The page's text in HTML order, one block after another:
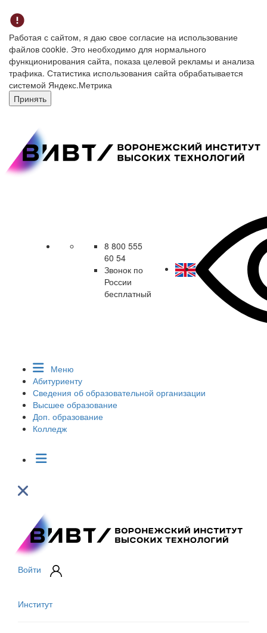
Работая с сайтом, я даю свое согласие на использование
файлов cookie. Это необходимо для нормального
функционирования сайта, показа целевой рекламы и анализа
трафика. Статистика использования сайта обрабатывается
системой Яндекс.Метрика
Принять
8 800 555
60 54
Звонок по
России
бесплатный
Меню
Абитуриенту
Сведения об образовательной организации
Высшее образование
Доп. образование
Колледж
Войти
Институт